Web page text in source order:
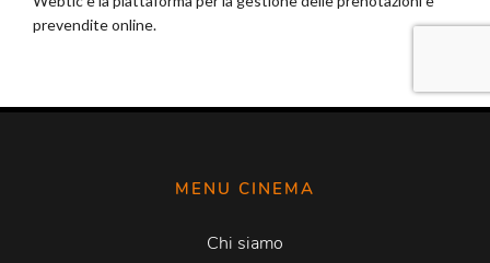
MENU CINEMA
Chi siamo